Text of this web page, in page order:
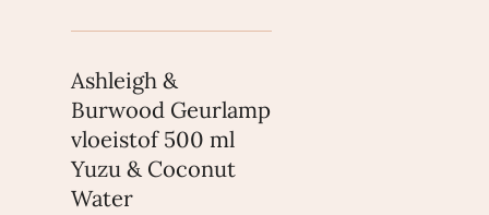
Ashleigh &
Burwood Geurlamp
vloeistof 500 ml
Yuzu & Coconut
Water